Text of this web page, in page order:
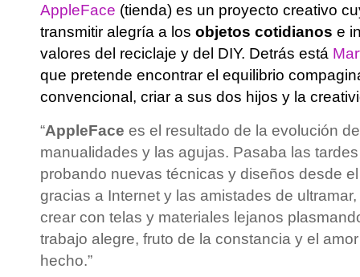
AppleFace (tienda) es un proyecto creativo
transmitir alegría a los objetos cotidianos e
valores del reciclaje y del DIY. Detrás está
que pretende encontrar el equilibrio
convencional, criar a sus dos hijos y la
“AppleFace es el resultado de la evolución
manualidades y las agujas. Pasaba las
probando nuevas técnicas y diseños desde
gracias a Internet y las amistades de
crear con telas y materiales lejanos
trabajo alegre, fruto de la constancia y el
hecho.”